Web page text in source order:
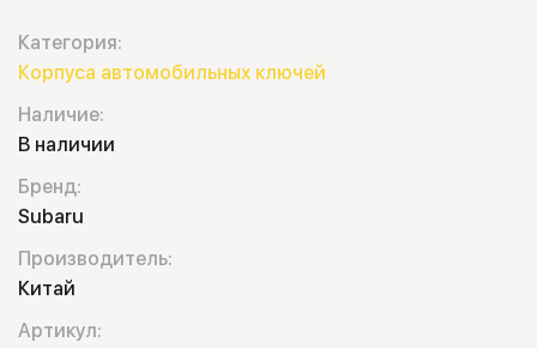
Категория:
Корпуса автомобильных ключей
Наличие:
В наличии
Бренд:
Subaru
Производитель:
Китай
Артикул: